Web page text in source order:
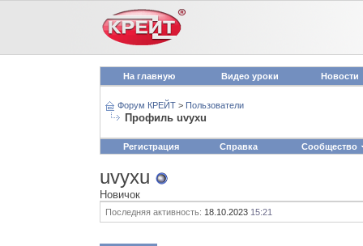
На главную Видео уроки Новости
Форум КРЕЙТ > Пользователи
Профиль uvyxu
Регистрация Справка Сообщество
uvyxu
Новичок
Последняя активность: 18.10.2023 15:21